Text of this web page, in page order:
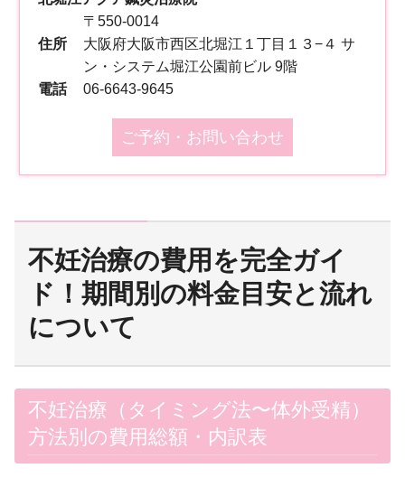
住所
〒550-0014
大阪府大阪市西区北堀江１丁目１３−４ サ
ン・システム堀江公園前ビル 9階
電話
06-6643-9645
ご予約・お問い合わせ
不妊治療の費用を完全ガイ
ド！期間別の料金目安と流れ
について
不妊治療（タイミング法〜体外受精）
方法別の費用総額・内訳表